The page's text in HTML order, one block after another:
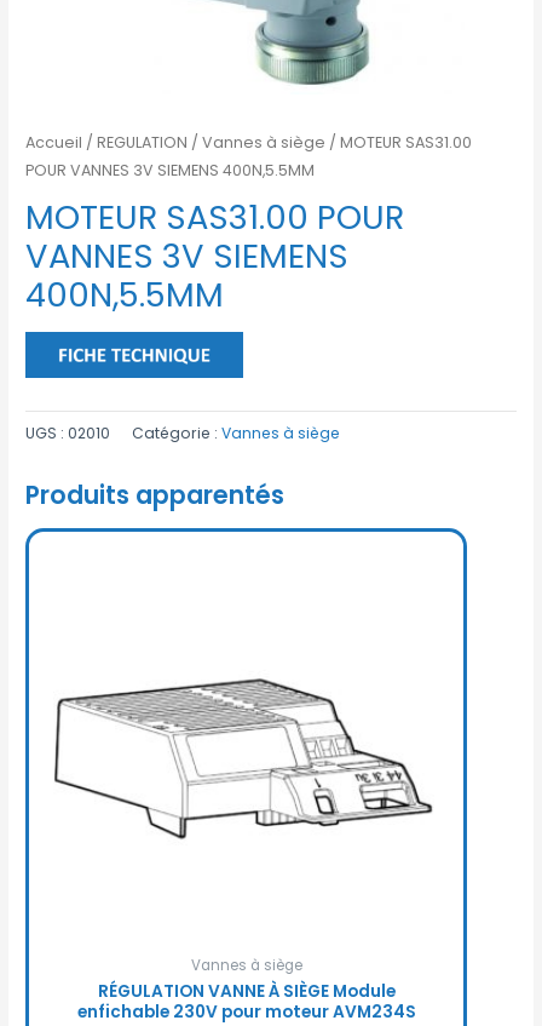
Accueil /REGULATION /Vannes à siège / MOTEUR SAS31.00
POUR VANNES 3V SIEMENS 400N,5.5MM
MOTEUR SAS31.00 POUR
VANNES 3V SIEMENS
400N,5.5MM
UGS :02010 Catégorie :Vannes à siège
Produits apparentés
Vannes à siège
RÉGULATION VANNE À SIÈGE Module
enfichable 230V pour moteur AVM234S